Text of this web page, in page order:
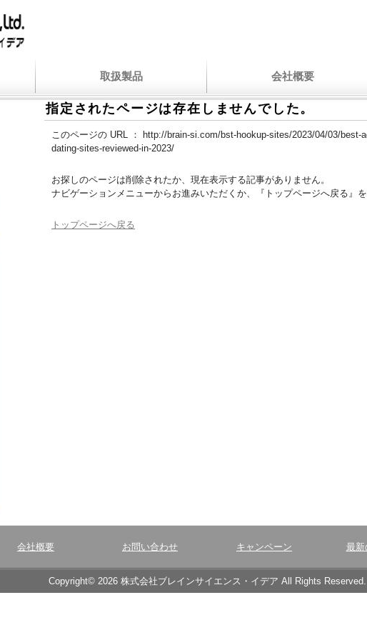
取扱製品 会社概要
指定されたページは存在しませんでした。
このページの URL ：
http://brain-si.com/bst-hookup-sites/2023/04/03/best-
dating-sites-reviewed-in-2023/
お探しのページは削除されたか、現在表示する記事がありません。
ナビゲーションメニューからお進みいただくか、『トップページへ戻る』を
トップページへ戻る
会社概要 お問い合わせ キャンペーン 最新
Copyright© 2026 株式会社ブレインサイエンス・イデア All Rights Reserved.